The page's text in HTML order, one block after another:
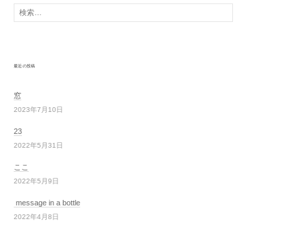
検
索:
最近の投稿
窓
2023年7月10日
23
2022年5月31日
ここ
2022年5月9日
message in a bottle
2022年4月8日